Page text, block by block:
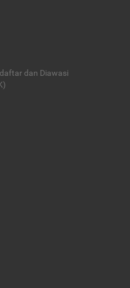
dan Diawasi